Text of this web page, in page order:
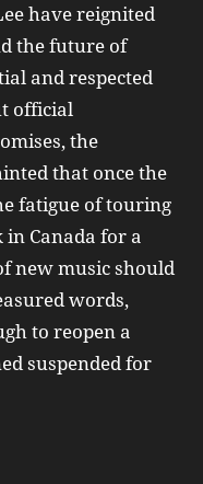
have reignited
the future of
and respected
official
the
that once the
fatigue of touring
in Canada for a
new music should
words,
to reopen a
suspended for